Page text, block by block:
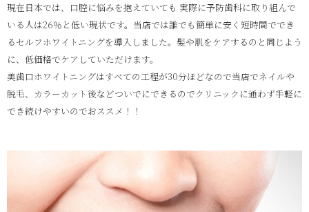
現在日本では、口腔に悩みを抱えていても 実際に予防歯科に取り組んで
いる人は26％と低い現状です。当店では誰でも簡単に安く短時間ででき
るセルフホワイトニングを導入しました。髪や肌をケアするのと同じよう
に、低価格でケアしていただけます。
美歯口ホワイトニングはすべての工程が30分ほどなので当店でネイルや
脱毛、カラーカット後などついでにできるのでクリニックに通わず手軽に
でき続けやすいのでおススメ！！